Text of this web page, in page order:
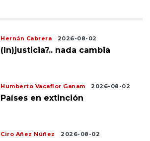
Hernán Cabrera 2026-08-02
(In)justicia?.. nada cambia
Humberto Vacaflor Ganam 2026-08-02
Países en extinción
Ciro Añez Núñez 2026-08-02